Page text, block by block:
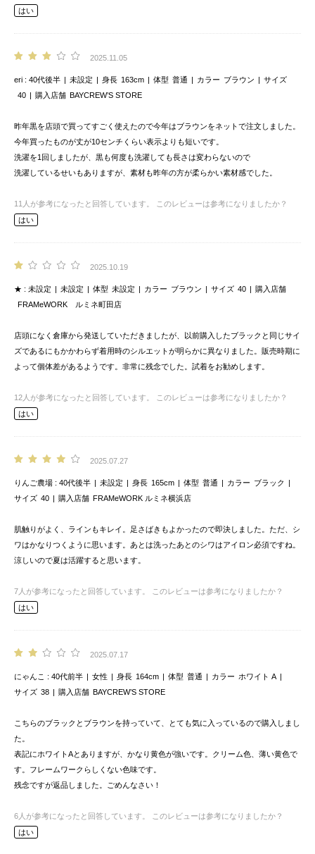
はい
2025.11.05
eri 40代後半 未設定 身長 163cm 体型 普通 カラー ブラウン
サイズ
40
購入店舗 BAYCREW’S STORE
昨年黒を店頭で買ってすごく使えたので今年はブラウンをネットで注文しました。
今年買ったものが丈が10センチくらい表示よりも短いです。
洗濯を1回しましたが、黒も何度も洗濯しても長さは変わらないので
洗濯しているせいもありますが、素材も昨年の方が柔らかい素材感でした。
11 人が参考になったと回答しています。
このレビューは参考になりましたか？
はい
2025.10.19
★ 未設定 未設定 体型 未設定 カラー ブラウン サイズ 40
購入店舗
FRAMeWORK ルミネ町田店
店頭になく倉庫から発送していただきましたが、以前購入したブラックと同じサイ
ズであるにもかかわらず着用時のシルエットが明らかに異なりました。販売時期に
よって個体差があるようです。非常に残念でした。試着をお勧めします。
12 人が参考になったと回答しています。
このレビューは参考になりましたか？
はい
2025.07.27
りんご農場 40代後半 未設定 身長 165cm 体型 普通 カラー ブラック
サイズ 40 購入店舗 FRAMeWORK ルミネ横浜店
肌触りがよく、ラインもキレイ。足さばきもよかったので即決しました。ただ、シ
ワはかなりつくように思います。あとは洗ったあとのシワはアイロン必須ですね。
涼しいので夏は活躍すると思います。
7 人が参考になったと回答しています。
このレビューは参考になりましたか？
はい
2025.07.17
にゃんこ 40代前半 女性 身長 164cm 体型 普通 カラー ホワイト A
サイズ 38 購入店舗 BAYCREW’S STORE
こちらのブラックとブラウンを持っていて、とても気に入っているので購入しまし
た。
表記にホワイトAとありますが、かなり黄色が強いです。クリーム色、薄い黄色で
す。フレームワークらしくない色味です。
残念ですが返品しました。ごめんなさい！
6 人が参考になったと回答しています。
このレビューは参考になりましたか？
はい